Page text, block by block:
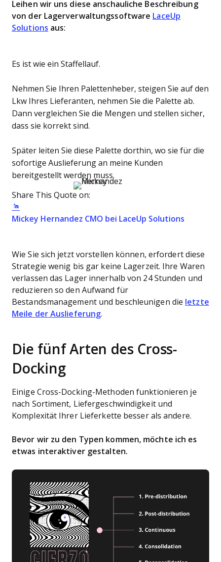
Leihen wir uns diese anschauliche Beschreibung
von der Lagerverwaltungssoftware LaceUp
Solutions aus:
Es ist wie ein Staffellauf.
Nehmen Sie Ihren Palettenheber, steigen Sie auf den
Lkw Ihres Lieferanten, nehmen Sie die Palette ab.
Dann vergleichen Sie die Mengen und stellen sicher,
dass sie korrekt sind.
Später leiten Sie diese Palette dorthin, wo sie für die
sofortige Auslieferung an meine Kunden
bereitgestellt werden muss.
Share This Quote on:
Share on Twitter
Share on Facebook
Mickey Hernandez Opens new window
CMO bei LaceUp Solutions
Wie Sie sich jetzt vorstellen können, erfordert diese
Strategie wenig bis gar keine Lagerzeit. Ihre Waren
verlassen das Lager innerhalb von 24 Stunden und
reduzieren so den Aufwand für
Bestandsmanagement und beschleunigen die letzte
Meile der Auslieferung.
Die fünf Arten des Cross-
Docking
Einige Cross-Docking-Methoden funktionieren je
nach Sortiment, Liefergeschwindigkeit und
Komplexität Ihrer Lieferkette besser als andere.
Bevor wir zu den Typen kommen, möchte ich es
etwas interaktiver gestalten.